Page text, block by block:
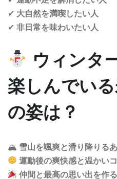
✔ 大自然を満喫したい人
✔ 非日常を味わいたい人
ウィンタ
楽しんでい
の姿は？
🏔 雪山を颯爽と滑り降りる
運動後の爽快感と温かい
仲間と最高の思い出を作